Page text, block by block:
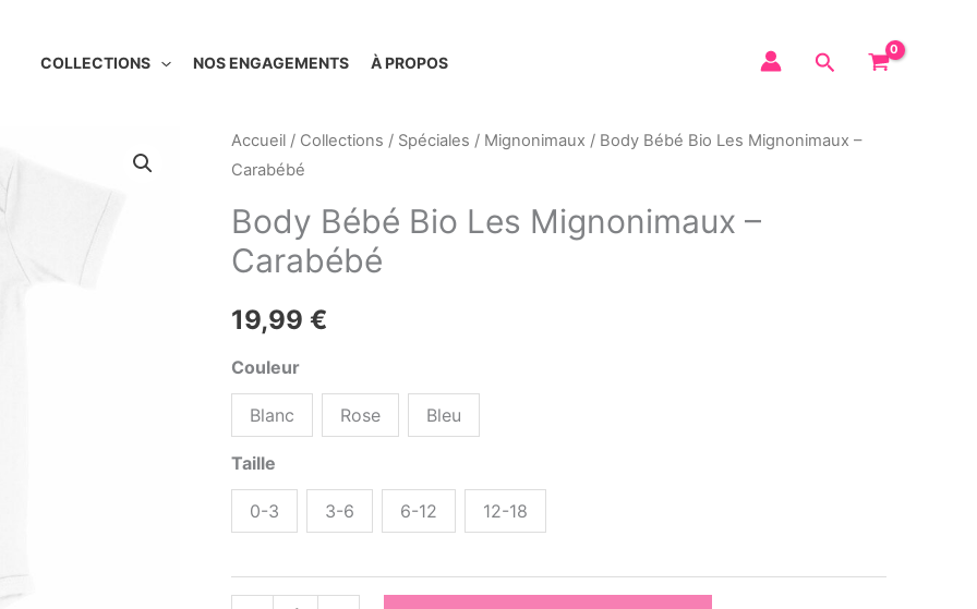
COLLECTIONS NOS ENGAGEMENTS À PROPOS
Accueil / Collections / Spéciales / Mignonimaux / Body Bébé Bio Les Mignonimaux –
Carabébé
Body Bébé Bio Les Mignonimaux –
Carabébé
19,99€
Couleur
Blanc Rose Bleu
Taille
0-3 3-6 6-12 12-18